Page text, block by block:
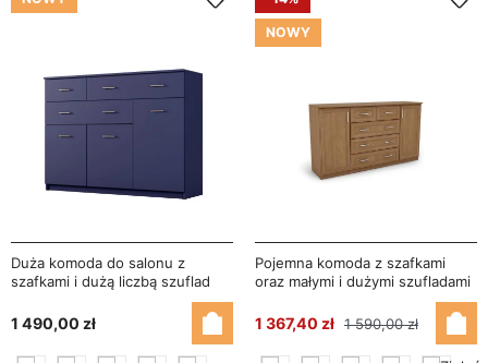
Duża komoda do salonu z
szafkami i dużą liczbą szuflad
1 490,00 zł
NOWY
Pojemna komoda z szafkami
oraz małymi i dużymi szufladami
1 367,40 zł 1 590,00 zł